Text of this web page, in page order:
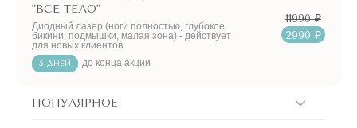
"ВСЕ ТЕЛО"
Диодный лазер (ноги полностью, глубокое
бикини, подмышки, малая зона) - действует
для новых клиентов
5 ДНЕЙ до конца акции
11990 ₽
2990 ₽
ПОПУЛЯРНОЕ